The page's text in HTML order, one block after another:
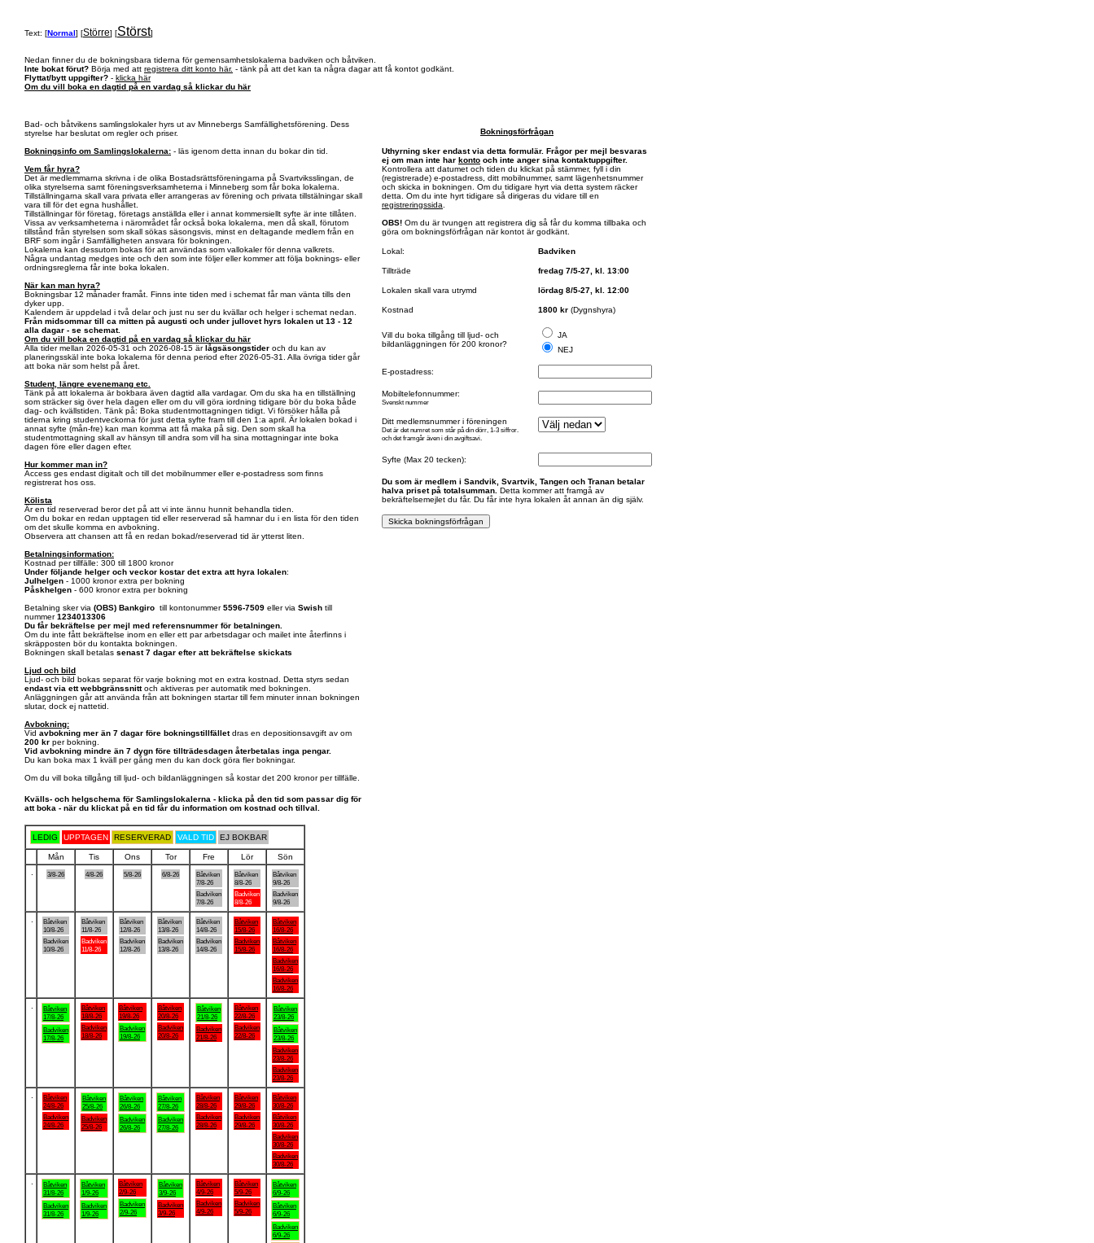
Text: [Normal] [Större] [Störst]
Nedan finner du de bokningsbara tiderna för gemensamhetslokalerna badviken och båtviken.
Inte bokat förut? Börja med att registrera ditt konto här. - tänk på att det kan ta några dagar att få kontot godkänt.
Flyttat/bytt uppgifter? - klicka här
Om du vill boka en dagtid på en vardag så klickar du här
Bad- och båtvikens samlingslokaler hyrs ut av Minnebergs Samfällighetsförening. Dess
styrelse har beslutat om regler och priser.
Bokningsinfo om Samlingslokalerna: - läs igenom detta innan du bokar din tid.
Vem får hyra?
Det är medlemmarna skrivna i de olika Bostadsrättsföreningarna på Svartviksslingan, de
olika styrelserna samt föreningsverksamheterna i Minneberg som får boka lokalerna.
Tillställningarna skall vara privata eller arrangeras av förening och privata tillstälningar skall
vara till för det egna hushållet.
Tillställningar för företag, företags anställda eller i annat kommersiellt syfte är inte tillåten.
Vissa av verksamheterna i närområdet får också boka lokalerna, men då skall, förutom
tillstånd från styrelsen som skall sökas säsongsvis, minst en deltagande medlem från en
BRF som ingår i Samfälligheten ansvara för bokningen.
Lokalerna kan dessutom bokas för att användas som vallokaler för denna valkrets.
Några undantag medges inte och den som inte följer eller kommer att följa boknings- eller
ordningsreglerna får inte boka lokalen.
När kan man hyra?
Bokningsbar 12 månader framåt. Finns inte tiden med i schemat får man vänta tills den
dyker upp.
Kalendern är uppdelad i två delar och just nu ser du kvällar och helger i schemat nedan.
Från midsommar till ca mitten på augusti och under jullovet hyrs lokalen ut 13 - 12
alla dagar - se schemat.
Om du vill boka en dagtid på en vardag så klickar du här
Alla tider mellan 2026-05-31 och 2026-08-15 ärlågsäsongstider och du kan av
planeringsskäl inte boka lokalerna för denna period efter 2026-05-31. Alla övriga tider går
att boka när som helst på året.
Student, längre evenemang etc.
Tänk på att lokalerna är bokbara även dagtid alla vardagar. Om du ska ha en tillställning
som sträcker sig över hela dagen eller om du vill göra iordning tidigare bör du boka både
dag- och kvällstiden. Tänk på: Boka studentmottagningen tidigt. Vi försöker hålla på
tiderna kring studentveckorna för just detta syfte fram till den 1:a april. Är lokalen bokad i
annat syfte (mån-fre) kan man komma att få maka på sig. Den som skall ha
studentmottagning skall av hänsyn till andra som vill ha sina mottagningar inte boka
dagen före eller dagen efter.
Hur kommer man in?
Access ges endast digitalt och till det mobilnummer eller e-postadress som finns
registrerat hos oss.
Kölista
Är en tid reserverad beror det på att vi inte ännu hunnit behandla tiden.
Om du bokar en redan upptagen tid eller reserverad så hamnar du i en lista för den tiden
om det skulle komma en avbokning.
Observera att chansen att få en redan bokad/reserverad tid är ytterst liten.
Betalningsinformation:
Kostnad per tillfälle: 300 till 1800 kronor
Under följande helger och veckor kostar det extra att hyra lokalen:
Julhelgen - 1000 kronor extra per bokning
Påskhelgen - 600 kronor extra per bokning
Betalning sker via (OBS) Bankgiro till kontonummer5596-7509 eller via Swish till
nummer1234013306
Du får bekräftelse per mejl med referensnummer för betalningen.
Om du inte fått bekräftelse inom en eller ett par arbetsdagar och mailet inte återfinns i
skräpposten bör du kontakta bokningen.
Bokningen skall betalas senast 7 dagar efter att bekräftelse skickats
Ljud och bild
Ljud- och bild bokas separat för varje bokning mot en extra kostnad. Detta styrs sedan
endast via ett webbgränssnittoch aktiveras per automatik med bokningen.
Anläggningen går att använda från att bokningen startar till fem minuter innan bokningen
slutar, dock ej nattetid.
Avbokning:
Vid avbokning mer än 7 dagar före bokningstillfälletdras en depositionsavgift av om
200 kr per bokning.
Vid avbokning mindre än 7 dygn före tillträdesdagen återbetalas inga pengar.
Du kan boka max 1 kväll per gång men du kan dock göra fler bokningar.
Om du vill boka tillgång till ljud- och bildanläggningen så kostar det 200 kronor per tillfälle.
Bokningsförfrågan
Uthyrning sker endast via detta formulär. Frågor per mejl besvaras
ej om man inte har konto och inte anger sina kontaktuppgifter.
Kontrollera att datumet och tiden du klickat på stämmer, fyll i din
(registrerade) e-postadress, ditt mobilnummer, samt lägenhetsnummer
och skicka in bokningen. Om du tidigare hyrt via detta system räcker
detta. Om du inte hyrt tidigare så dirigeras du vidare till en
registreringssida
OBS! Om du är tvungen att registrera dig så får du komma tillbaka och
göra om bokningsförfrågan när kontot är godkänt.
Lokal: Badviken
Tillträde fredag 7/5-27, kl. 13:00
Lokalen skall vara utrymd lördag 8/5-27, kl. 12:00
Kostnad 1800 kr (Dygnshyra)
Vill du boka tillgång till ljud- och
bildanläggningen för 200 kronor?
JA
NEJ
E-postadress:
Mobiltelefonnummer:
Svenskt nummer
Ditt medlemsnummer i föreningen
Det är det numret som står på din dörr, 1-3 siffror.
och det framgår även i din avgiftsavi.
Syfte (Max 20 tecken):
Du som är medlem i Sandvik, Svartvik, Tangen och Tranan betalar
halva priset på totalsumman. Detta kommer att framgå av
bekräftelsemejlet du får. Du får inte hyra lokalen åt annan än dig själv.
Kvälls- och helgschema för Samlingslokalerna - klicka på den tid som passar dig för
att boka - när du klickat på en tid får du information om kostnad och tillval.
LEDIG UPPTAGEN RESERVERAD VALD TID EJ BOKBAR
Mån Tis Ons Tor Fre Lör
Sön
3/8-26 4/8-26 5/8-26 6/8-26
Båtviken
7/8-26
Badviken
7/8-26
Båtviken
8/8-26
Badviken
8/8-26
Båtviken
9/8-26
Badviken
9/8-26
Båtviken
10/8-26
Badviken
10/8-26
Båtviken
11/8-26
Badviken
11/8-26
Båtviken
12/8-26
Badviken
12/8-26
Båtviken
13/8-26
Badviken
13/8-26
Båtviken
14/8-26
Badviken
14/8-26
Båtviken
15/8-26
Badviken
15/8-26
Båtviken
16/8-26
Båtviken
16/8-26
Badviken
16/8-26
Badviken
16/8-26
Båtviken
17/8-26
Badviken
17/8-26
Båtviken
18/8-26
Badviken
18/8-26
Båtviken
19/8-26
Badviken
19/8-26
Båtviken
20/8-26
Badviken
20/8-26
Båtviken
21/8-26
Badviken
21/8-26
Båtviken
22/8-26
Badviken
22/8-26
Båtviken
23/8-26
Båtviken
23/8-26
Badviken
23/8-26
Badviken
23/8-26
Båtviken
24/8-26
Badviken
24/8-26
Båtviken
25/8-26
Badviken
25/8-26
Båtviken
26/8-26
Badviken
26/8-26
Båtviken
27/8-26
Badviken
27/8-26
Båtviken
28/8-26
Badviken
28/8-26
Båtviken
29/8-26
Badviken
29/8-26
Båtviken
30/8-26
Båtviken
30/8-26
Badviken
30/8-26
Badviken
30/8-26
Båtviken
31/8-26
Badviken
31/8-26
Båtviken
1/9-26
Badviken
1/9-26
Båtviken
2/9-26
Badviken
2/9-26
Båtviken
3/9-26
Badviken
3/9-26
Båtviken
4/9-26
Badviken
4/9-26
Båtviken
5/9-26
Badviken
5/9-26
Båtviken
6/9-26
Båtviken
6/9-26
Badviken
6/9-26